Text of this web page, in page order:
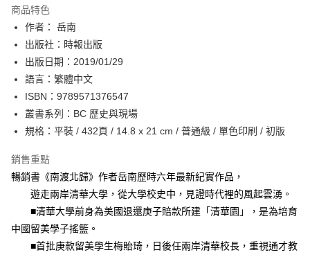
運送方式
付款後全家取貨
每筆NT$60，滿NT$499(含以上)免運費
付款後7-11取貨
每筆NT$60，滿NT$499(含以上)免運費
宅配
每筆NT$100，滿NT$499(含以上)免運費
商品特色
作者： 岳南
出版社：時報出版
出版日期：2019/01/29
語言：繁體中文
ISBN：9789571376547
叢書系列：BC 歷史與現場
規格：平裝 / 432頁 / 14.8 x 21 cm / 普通級 / 單色印刷 / 初版
銷售重點
暢銷書《南渡北歸》作者岳南歷時六年最新紀實作品，
遊走兩岸清華大學，從大學校史中，見證時代裡的風起雲湧。
■清華大學前身為美國退還庚子賠款所建「清華園」，是為培育
中國留美學子搖籃。
■首批庚款留美學生梅貽琦，日後任兩岸清華校長，重視通才教